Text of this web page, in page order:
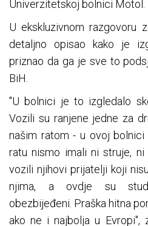
Univerzitetskoj bolnici Motol.
U ekskluzivnom razgovoru
detaljno opisao kako je
priznao da ga je sve to
BiH.
"U bolnici je to izgledalo
Vozili su ranjene jedne za
našim ratom - u ovoj
ratu nismo imali ni struje, ni
vozili njihovi prijatelji koji
njima, a ovdje su
obezbijeđeni. Praška hitna
ako ne i najbolja u Evropi",